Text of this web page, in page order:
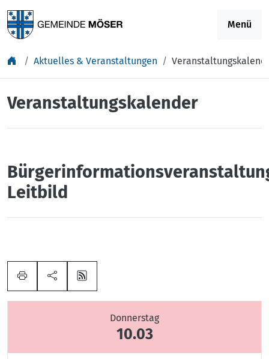
Menü
Aktuelles & Veranstaltungen
Veranstaltungskalender
Leitbild
Donnerstag
10.03